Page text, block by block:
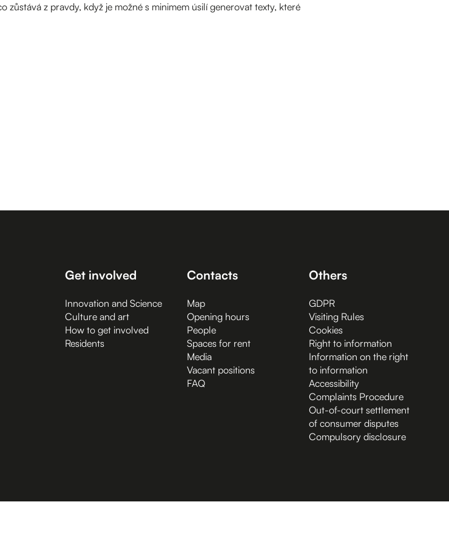
zůstává z pravdy, když je možné s minimem úsilí generovat texty, které
Get involved
Innovation and Science
Culture and art
How to get involved
Residents
Contacts
Map
Opening hours
People
Spaces for rent
Media
Vacant positions
FAQ
Others
GDPR
Visiting Rules
Cookies
Right to information
Information on the right
to information
Accessibility
Complaints Procedure
Out-of-court settlement
of consumer disputes
Compulsory disclosure